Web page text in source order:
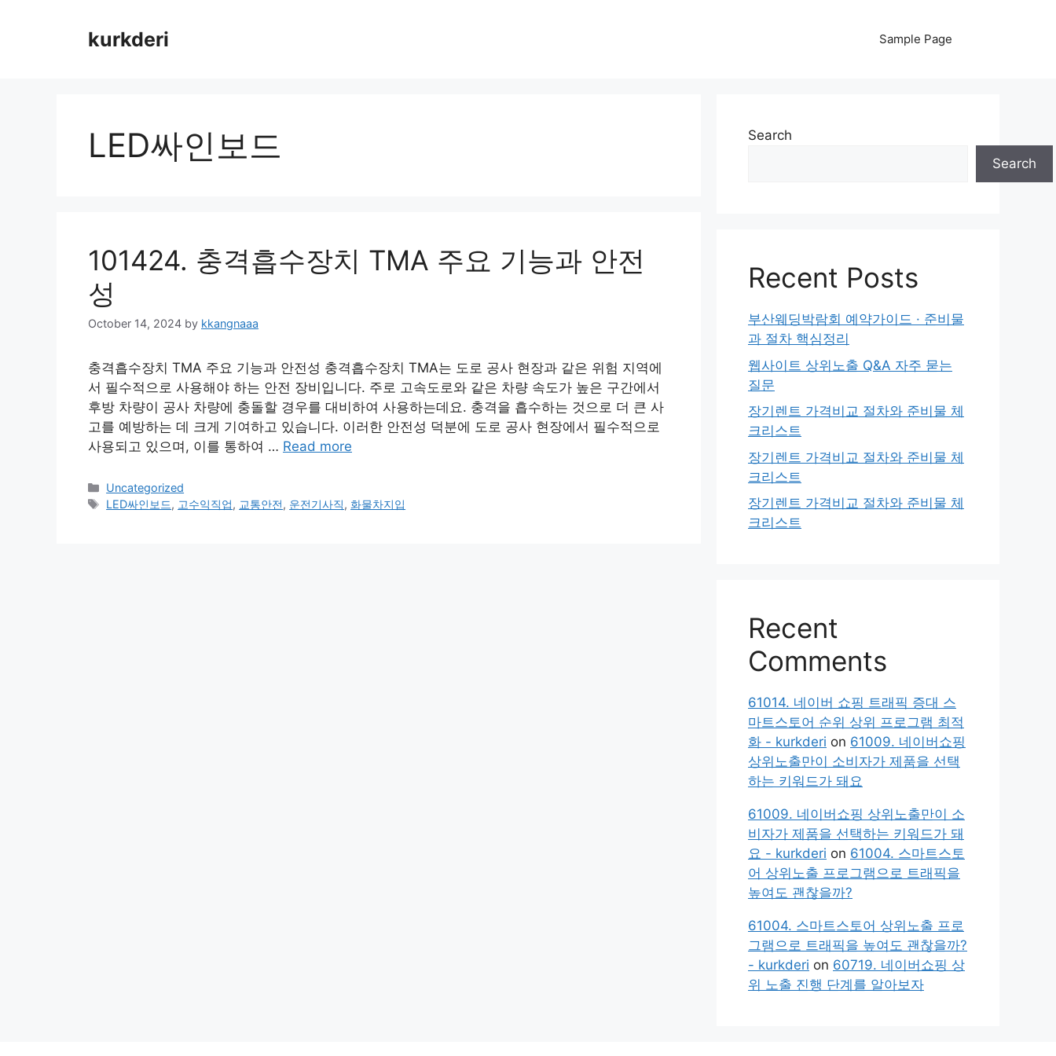
kurkderi Sample Page
LED싸인보드
101424. 충격흡수장치 TMA 주요 기능과 안전
성
October 14, 2024 by kkangnaaa
충격흡수장치 TMA 주요 기능과 안전성 충격흡수장치 TMA는 도로 공사 현장과 같은 위험 지역에
서 필수적으로 사용해야 하는 안전 장비입니다. 주로 고속도로와 같은 차량 속도가 높은 구간에서
후방 차량이 공사 차량에 충돌할 경우를 대비하여 사용하는데요. 충격을 흡수하는 것으로 더 큰 사
고를 예방하는 데 크게 기여하고 있습니다. 이러한 안전성 덕분에 도로 공사 현장에서 필수적으로
사용되고 있으며, 이를 통하여 … Read more
Categories
Uncategorized
Tags
LED싸인보드, 고수익직업, 교통안전, 운전기사직, 화물차지입
Search
Search
Recent Posts
부산웨딩박람회 예약가이드 · 준비물
과 절차 핵심정리
웹사이트 상위노출 Q&A 자주 묻는
질문
장기렌트 가격비교 절차와 준비물 체
크리스트
장기렌트 가격비교 절차와 준비물 체
크리스트
장기렌트 가격비교 절차와 준비물 체
크리스트
Recent
Comments
61014. 네이버 쇼핑 트래픽 증대 스
마트스토어 순위 상위 프로그램 최적
화 - kurkderi on 61009. 네이버쇼핑
상위노출만이 소비자가 제품을 선택
하는 키워드가 돼요
61009. 네이버쇼핑 상위노출만이 소
비자가 제품을 선택하는 키워드가 돼
요 - kurkderi on 61004. 스마트스토
어 상위노출 프로그램으로 트래픽을
높여도 괜찮을까?
61004. 스마트스토어 상위노출 프로
그램으로 트래픽을 높여도 괜찮을까?
- kurkderi on 60719. 네이버쇼핑 상
위 노출 진행 단계를 알아보자